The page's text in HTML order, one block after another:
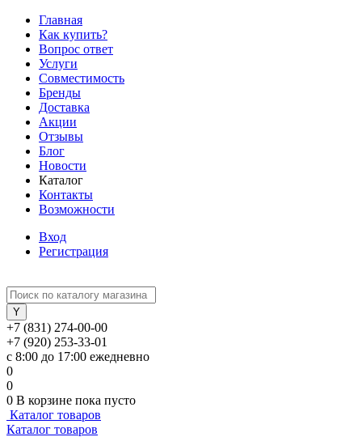
Главная
Как купить?
Вопрос ответ
Услуги
Совместимость
Бренды
Доставка
Акции
Отзывы
Блог
Новости
Каталог
Контакты
Возможности
Вход
Регистрация
+7 (831) 274-00-00
+7 (920) 253-33-01
с 8:00 до 17:00 ежедневно
0
0
0 В корзине пока пусто
Каталог товаров
Каталог товаров